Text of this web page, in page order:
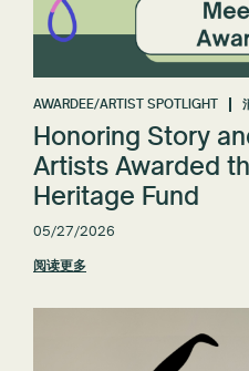
AWARDEE/ARTIST SPOTLIGHT
Honoring Story
Artists Awarded
Heritage Fund
05/27/2026
阅读更多